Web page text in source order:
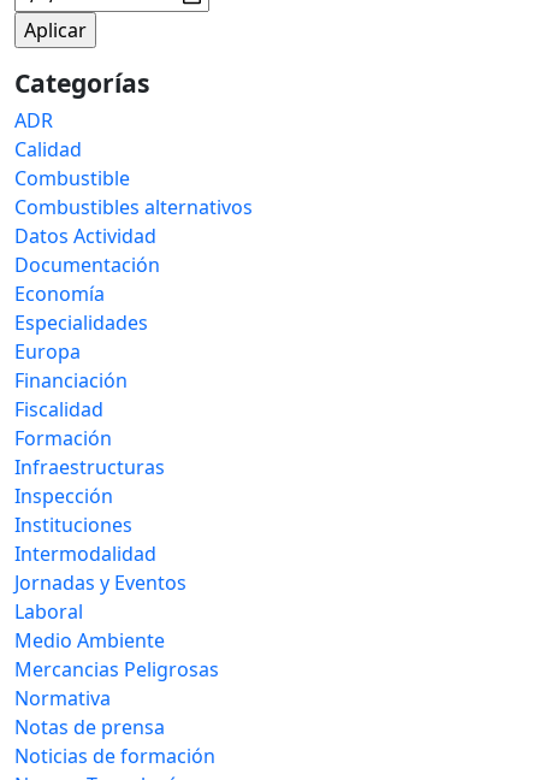
Categorías
ADR
Calidad
Combustible
Combustibles alternativos
Datos Actividad
Documentación
Economía
Especialidades
Europa
Financiación
Fiscalidad
Formación
Infraestructuras
Inspección
Instituciones
Intermodalidad
Jornadas y Eventos
Laboral
Medio Ambiente
Mercancias Peligrosas
Normativa
Notas de prensa
Noticias de formación